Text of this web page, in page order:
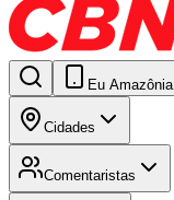
Eu Amazônia
Cidades
Comentaristas